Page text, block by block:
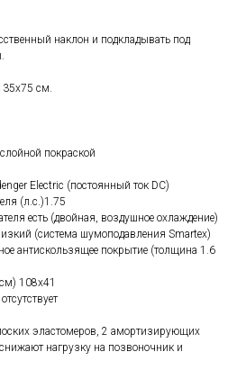
наклон и подкладывать под
см.
покраской
Electric (постоянный ток DC)
(л.с.)1.75
есть (двойная, воздушное охлаждение)
(система шумоподавления Smartex)
антискользящее покрытие (толщина 1.6
108x41
эластомеров, 2 амортизирующих
нагрузку на позвоночник и